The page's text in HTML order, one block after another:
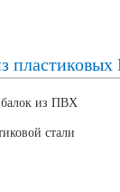
балок из ПВХ
стали